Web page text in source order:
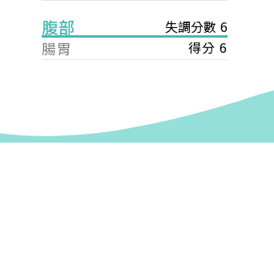
腹部 失調分數 6
腸胃 得分 6